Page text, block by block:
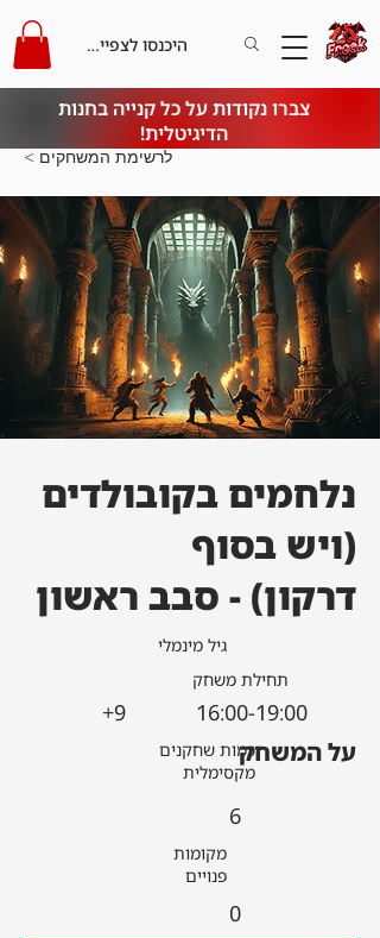
צברו נקודות על כל קנייה בחנות
הדיגיטלית!
היכנסו לצפייה בקרדיט
< לרשימת המשחקים
נלחמים בקובולדים
(ויש בסוף
דרקון) - סבב ראשון
גיל מינמלי
תחילת משחק
9+ 16:00-19:00
כמות שחקנים
מקסימלית
6
מקומות
פנויים
0
על המשחק